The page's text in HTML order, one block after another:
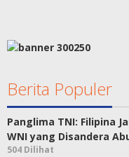
Berita Populer
Panglima TNI: Filipina
WNI yang Disandera
504 Dilihat